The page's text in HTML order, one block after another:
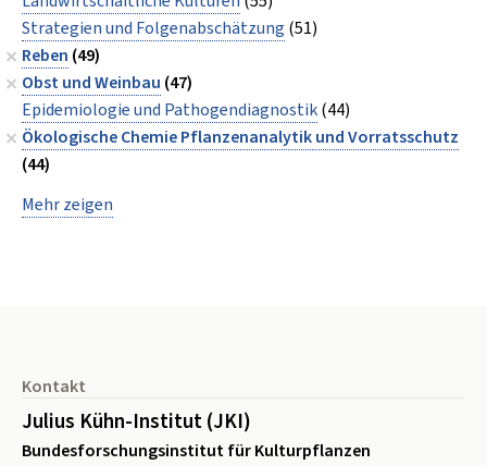
Strategien und Folgenabschätzung (51)
Reben (49)
Obst und Weinbau (47)
Epidemiologie und Pathogendiagnostik(44)
Ökologische Chemie Pflanzenanalytik und Vorratsschutz
(44)
Mehr zeigen
Kontakt
Julius Kühn-Institut (JKI)
Bundesforschungsinstitut für Kulturpflanzen